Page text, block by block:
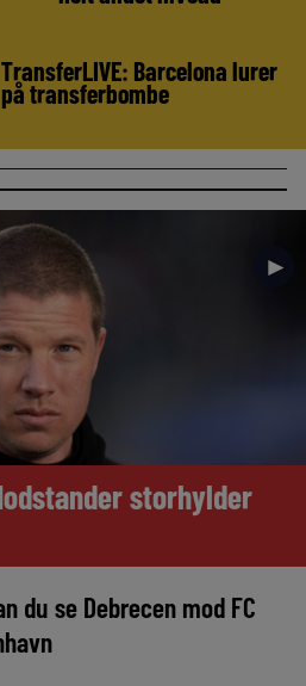
LIVE
TransferLIVE: Barcelona lurer
på transferbombe
►
storhylder
du se Debrecen mod FC